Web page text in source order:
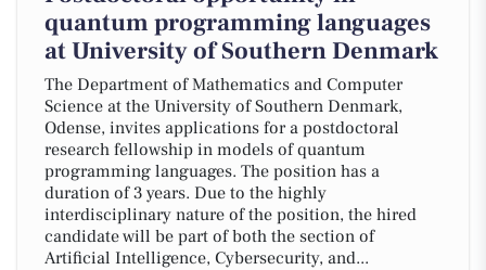
quantum programming languages
at University of Southern Denmark
The Department of Mathematics and Computer
Science at the University of Southern Denmark,
Odense, invites applications for a postdoctoral
research fellowship in models of quantum
programming languages. The position has a
duration of 3 years. Due to the highly
interdisciplinary nature of the position, the hired
candidate will be part of both the section of
Artificial Intelligence, Cybersecurity, and...